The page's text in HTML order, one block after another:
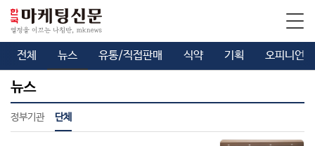
전체 뉴스 유통/직접판매 식약 기획 오피니언
뉴스
정부기관 단체